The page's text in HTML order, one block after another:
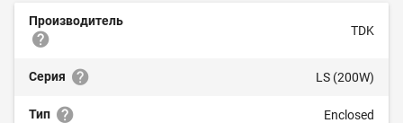
Производитель
TDK
Серия LS (200W)
Тип Enclosed